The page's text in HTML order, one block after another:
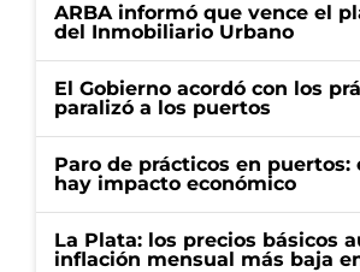
ARBA informó que vence el
del Inmobiliario Urbano
El Gobierno acordó con los
paralizó a los puertos
Paro de prácticos en puertos:
hay impacto económico
La Plata: los precios básicos
inflación mensual más baja